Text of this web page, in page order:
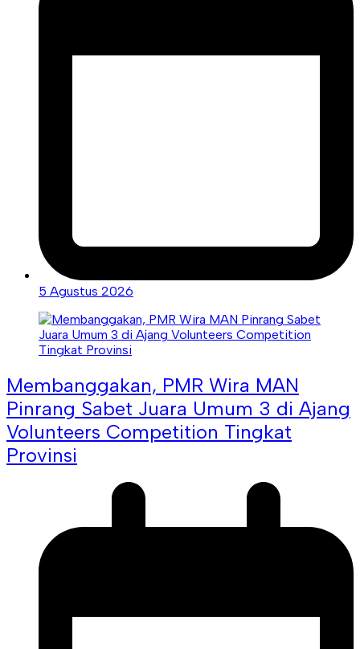
5 Agustus 2026
Membanggakan, PMR Wira MAN
Pinrang Sabet Juara Umum 3 di Ajang
Volunteers Competition Tingkat
Provinsi